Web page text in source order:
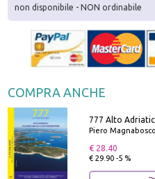
non disponibile - NON ordinabile
COMPRA ANCHE
Piero
€ 28.40
€ 29.90 -5 %